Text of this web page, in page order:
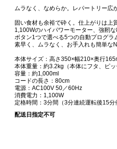
ムラなく、なめらか。レパートリー広
固い食材も余裕で砕く。仕上がりは上
1,100Wのハイパワーモーター、強靭
ボタン1つで選べる5つの自動プログラ
素早く、ムラなく、お手入れも簡単な
本体サイズ：高さ350×幅210×奥行
本体重量：約3.2kg（本体にフタ、ピ
容量：約1,000ml
コードの長さ：80cm
電源：AC100V 50／60Hz
消費電力：1,100W
定格時間：3分間（3分連続運転後15分
配送日指定不可